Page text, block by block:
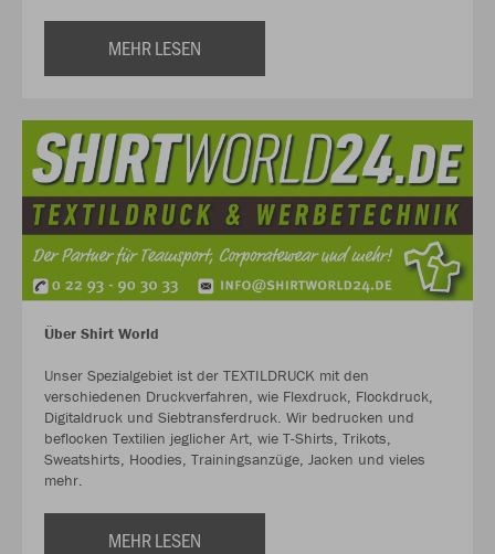
MEHR LESEN
Über Shirt World
Unser Spezialgebiet ist der TEXTILDRUCK mit den
verschiedenen Druckverfahren, wie Flexdruck, Flockdruck,
Digitaldruck und Siebtransferdruck. Wir bedrucken und
beflocken Textilien jeglicher Art, wie T-Shirts, Trikots,
Sweatshirts, Hoodies, Trainingsanzüge, Jacken und vieles
mehr.
MEHR LESEN